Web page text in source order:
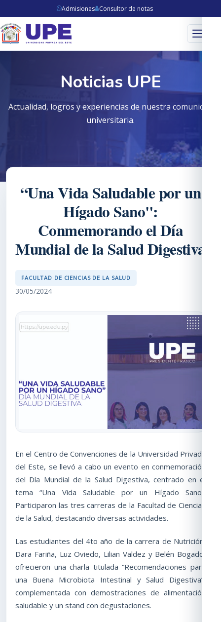
Admisiones Consultor de notas
Menú
Noticias UPE
Actualidad, logros y experiencias de nuestra comunidad
universitaria.
“Una Vida Saludable por un
Hígado Sano":
Conmemorando el Día
Mundial de la Salud Digestiva
FACULTAD DE CIENCIAS DE LA SALUD
30/05/2024
En el Centro de Convenciones de la Universidad Privada
del Este, se llevó a cabo un evento en conmemoración
del Día Mundial de la Salud Digestiva, centrado en el
tema “Una Vida Saludable por un Hígado Sano”.
Participaron las tres carreras de la Facultad de Ciencias
de la Salud, destacando diversas actividades.
Las estudiantes del 4to año de la carrera de Nutrición,
Dara Fariña, Luz Oviedo, Lilian Valdez y Belén Bogado,
ofrecieron una charla titulada “Recomendaciones para
una Buena Microbiota Intestinal y Salud Digestiva”,
complementada con demostraciones de alimentación
saludable y un stand con degustaciones.